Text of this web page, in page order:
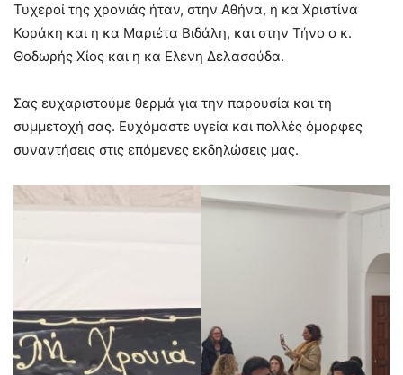
Τυχεροί της χρονιάς ήταν, στην Αθήνα, η κα Χριστίνα
Κοράκη και η κα Μαριέτα Βιδάλη, και στην Τήνο ο κ.
Θοδωρής Χίος και η κα Ελένη Δελασούδα.
Σας ευχαριστούμε θερμά για την παρουσία και τη
συμμετοχή σας. Ευχόμαστε υγεία και πολλές όμορφες
συναντήσεις στις επόμενες εκδηλώσεις μας.